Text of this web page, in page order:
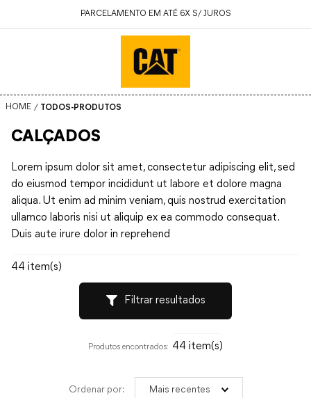
PARCELAMENTO EM ATÉ 6X S/ JUROS
TODOS-PRODUTOS
CALÇADOS
Lorem ipsum dolor sit amet, consectetur adipiscing elit, sed
do eiusmod tempor incididunt ut labore et dolore magna
aliqua. Ut enim ad minim veniam, quis nostrud exercitation
ullamco laboris nisi ut aliquip ex ea commodo consequat.
Duis aute irure dolor in reprehend
44
44
Mais recentes